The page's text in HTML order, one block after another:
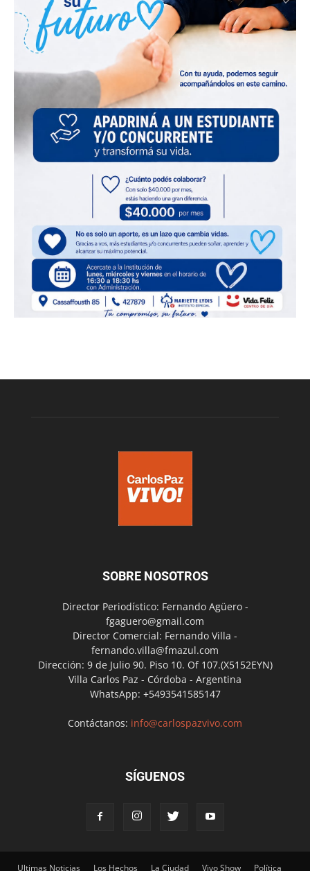
SOBRE NOSOTROS
Director Periodístico: Fernando Agüero -
fgaguero@gmail.com
Director Comercial: Fernando Villa -
fernando.villa@fmazul.com
Dirección: 9 de Julio 90. Piso 10. Of 107.(X5152EYN)
Villa Carlos Paz - Córdoba - Argentina
WhatsApp: +5493541585147
Contáctanos: info@carlospazvivo.com
SÍGUENOS
Ultimas Noticias Los Hechos La Ciudad Vivo Show Política